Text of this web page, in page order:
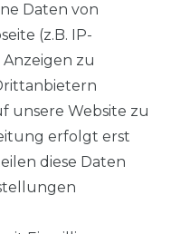
Daten von
(z.B. IP-
zu
unsere Website zu
erfolgt erst
diese Daten